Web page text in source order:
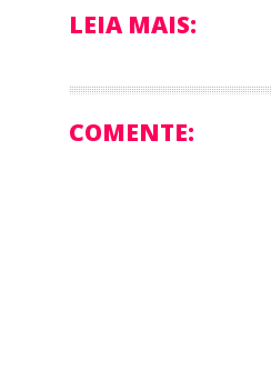
LEIA MAIS:
COMENTE: